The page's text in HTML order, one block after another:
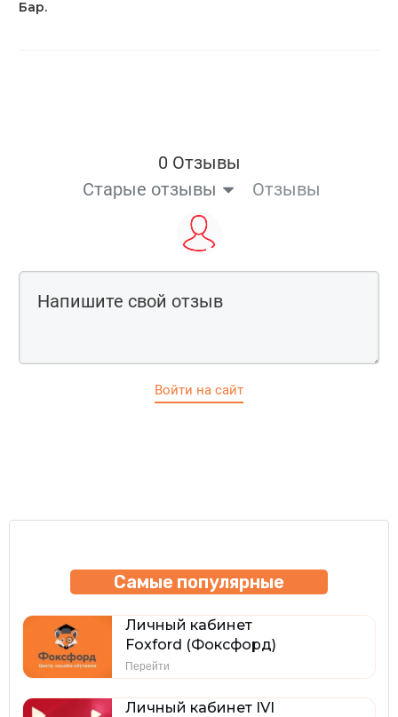
Бар.
0 Отзывы
Старые отзывы
Отзывы
Войти на сайт
Самые популярные
Личный кабинет
Foxford (Фоксфорд)
Перейти
Личный кабинет IVI